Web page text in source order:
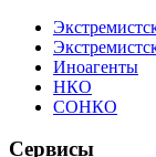
Иноагенты
НКО
СОНКО
Сервисы